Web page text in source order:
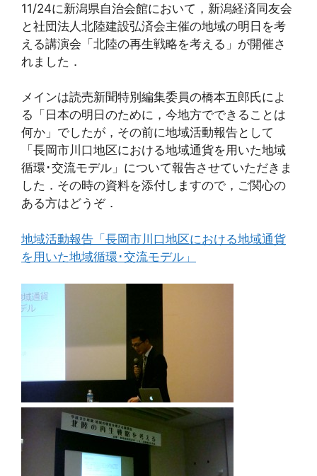
11/24に新潟県自治会館において，新潟経済同友会
と社団法人北陸建設弘済会主催の地域の明日を考
える講演会「北陸の再生戦略を考える」が開催さ
れました．
メインは読売新聞特別編集委員の橋本五郎氏によ
る「日本の明日のために，今地方でできることは
何か」でしたが，その前に地域活動報告として
「長岡市川口地区における地域通貨を用いた地域
循環･交流モデル」について報告させていただきま
した．その時の資料を添付しますので，ご関心の
ある方はどうぞ．
地域活動報告「長岡市川口地区における地域通貨
を用いた地域循環･交流モデル」